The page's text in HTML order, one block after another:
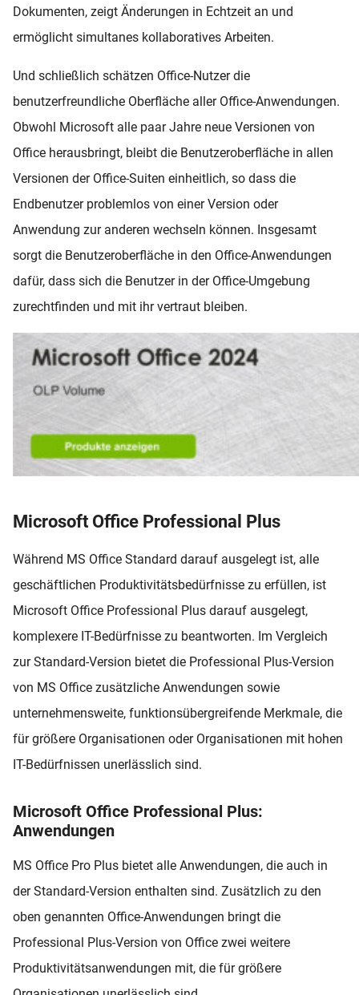
Dokumenten, zeigt Änderungen in Echtzeit an und
ermöglicht simultanes kollaboratives Arbeiten.
Und schließlich schätzen Office-Nutzer die
benutzerfreundliche Oberfläche aller Office-Anwendungen.
Obwohl Microsoft alle paar Jahre neue Versionen von
Office herausbringt, bleibt die Benutzeroberfläche in allen
Versionen der Office-Suiten einheitlich, so dass die
Endbenutzer problemlos von einer Version oder
Anwendung zur anderen wechseln können. Insgesamt
sorgt die Benutzeroberfläche in den Office-Anwendungen
dafür, dass sich die Benutzer in der Office-Umgebung
zurechtfinden und mit ihr vertraut bleiben.
Microsoft Office Professional Plus
Während MS Office Standard darauf ausgelegt ist, alle
geschäftlichen Produktivitätsbedürfnisse zu erfüllen, ist
Microsoft Office Professional Plus darauf ausgelegt,
komplexere IT-Bedürfnisse zu beantworten. Im Vergleich
zur Standard-Version bietet die Professional Plus-Version
von MS Office zusätzliche Anwendungen sowie
unternehmensweite, funktionsübergreifende Merkmale, die
für größere Organisationen oder Organisationen mit hohen
IT-Bedürfnissen unerlässlich sind.
Microsoft Office Professional Plus:
Anwendungen
MS Office Pro Plus bietet alle Anwendungen, die auch in
der Standard-Version enthalten sind. Zusätzlich zu den
oben genannten Office-Anwendungen bringt die
Professional Plus-Version von Office zwei weitere
Produktivitätsanwendungen mit, die für größere